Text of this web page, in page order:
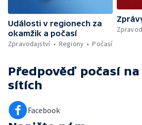
Události v regionech za
okamžik a počasí
Zpravodajství
Regiony Počasí
Předpověď počasí
sítích
Facebook